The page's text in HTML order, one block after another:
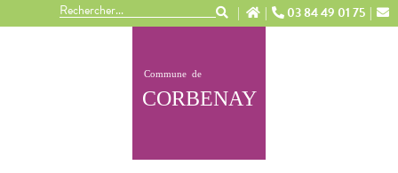
03 84 49 01 75
Panneau de gestion des cookies